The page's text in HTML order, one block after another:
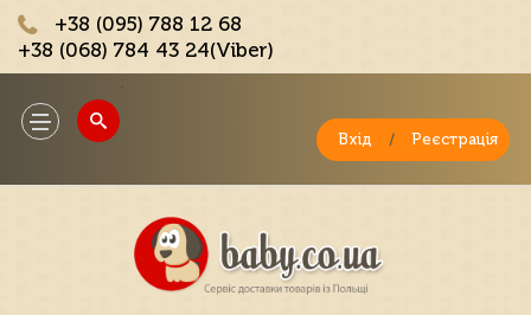
+38 (095) 788 12 68
+38 (068) 784 43 24(Viber)
Toggle
navigation
Вхід / Реєстрація